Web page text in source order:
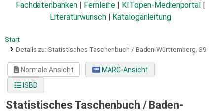
Fachdatenbanken
Fernleihe KITopen-Medienportal
Literaturwunsch
Kataloganleitung
Start
Details zu: Statistisches Taschenbuch / Baden-Württemberg. 39
Normale Ansicht
MARC-Ansicht
ISBD
Statistisches Taschenbuch / Baden-